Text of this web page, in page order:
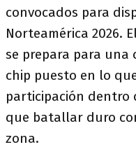
convocados para
Norteamérica 2026.
se prepara para una
chip puesto en lo
participación dentro
que batallar duro
zona.